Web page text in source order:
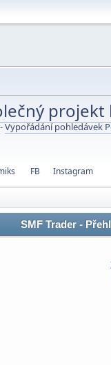
projekt
-Vypořádání pohledávek
FB Instagram
SMF Trader -